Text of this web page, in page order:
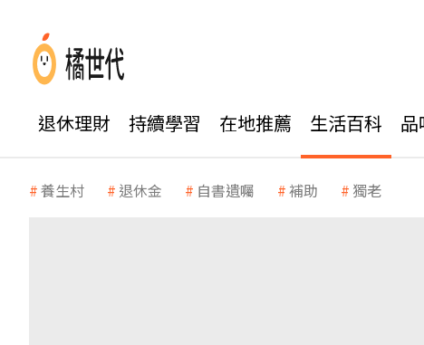
退休理財 持續學習 在地推薦 生活百科 品
養生村 退休金 自書遺囑 補助 獨老